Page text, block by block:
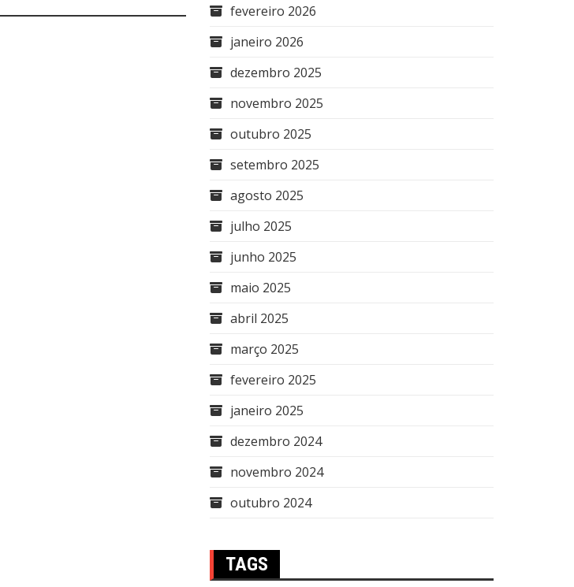
fevereiro 2026
janeiro 2026
dezembro 2025
novembro 2025
outubro 2025
setembro 2025
agosto 2025
julho 2025
junho 2025
maio 2025
abril 2025
março 2025
fevereiro 2025
janeiro 2025
dezembro 2024
novembro 2024
outubro 2024
TAGS